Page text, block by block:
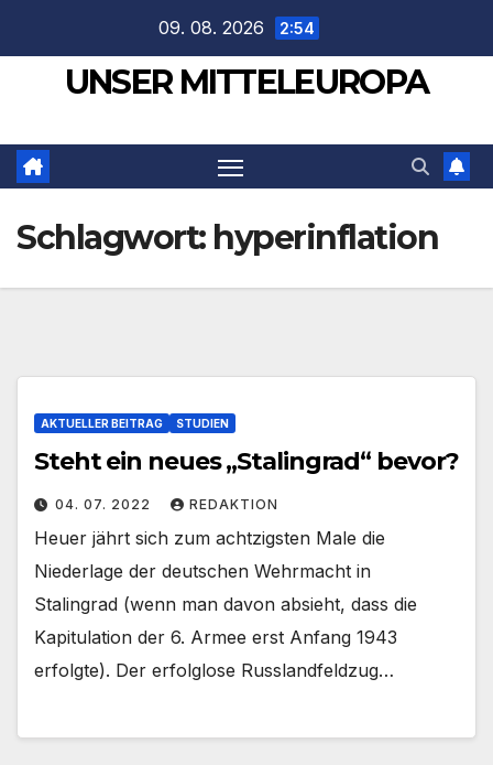
springen
09. 08. 2026 2:54
UNSER MITTELEUROPA
Schlagwort: hyperinflation
AKTUELLER BEITRAG STUDIEN
Steht ein neues „Stalingrad“ bevor?
04. 07. 2022 REDAKTION
Heuer jährt sich zum achtzigsten Male die
Niederlage der deutschen Wehrmacht in
Stalingrad (wenn man davon absieht, dass die
Kapitulation der 6. Armee erst Anfang 1943
erfolgte). Der erfolglose Russlandfeldzug…